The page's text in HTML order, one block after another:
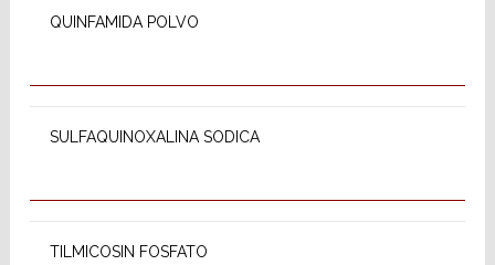
QUINFAMIDA POLVO
SULFAQUINOXALINA SODICA
READ MORE
TILMICOSIN FOSFATO
READ MORE